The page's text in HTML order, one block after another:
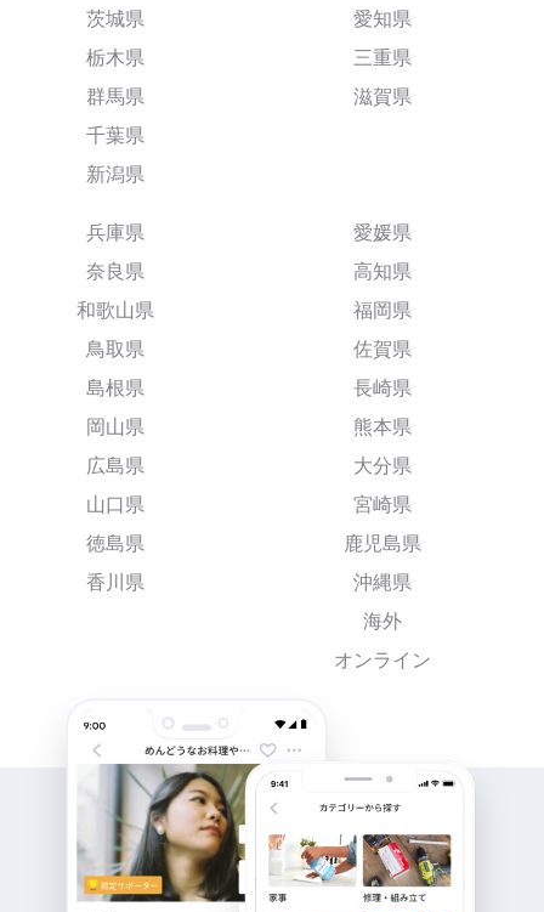
茨城県
栃木県
群馬県
千葉県
新潟県
愛知県
三重県
滋賀県
兵庫県
奈良県
和歌山県
鳥取県
島根県
岡山県
広島県
山口県
徳島県
香川県
愛媛県
高知県
福岡県
佐賀県
長崎県
熊本県
大分県
宮崎県
鹿児島県
沖縄県
海外
オンライン